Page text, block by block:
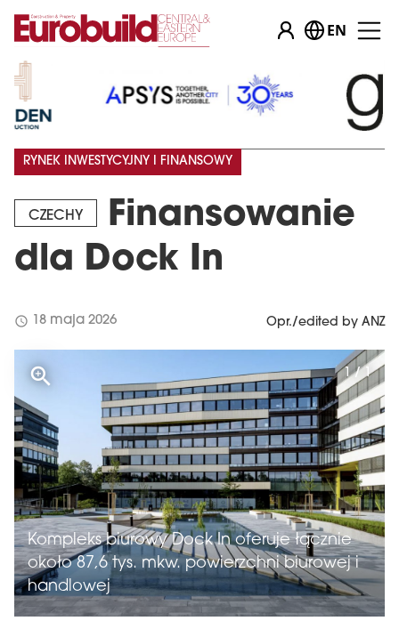
EN
CZECHY
Finansowanie
dla Dock In
RYNEK INWESTYCYJNY I FINANSOWY
schedule 18 maja 2026 Opr./edited by ANZ
Kompleks biurowy Dock In oferuje łącznie
około 87,6 tys. mkw. powierzchni biurowej i
handlowej
1 / 1